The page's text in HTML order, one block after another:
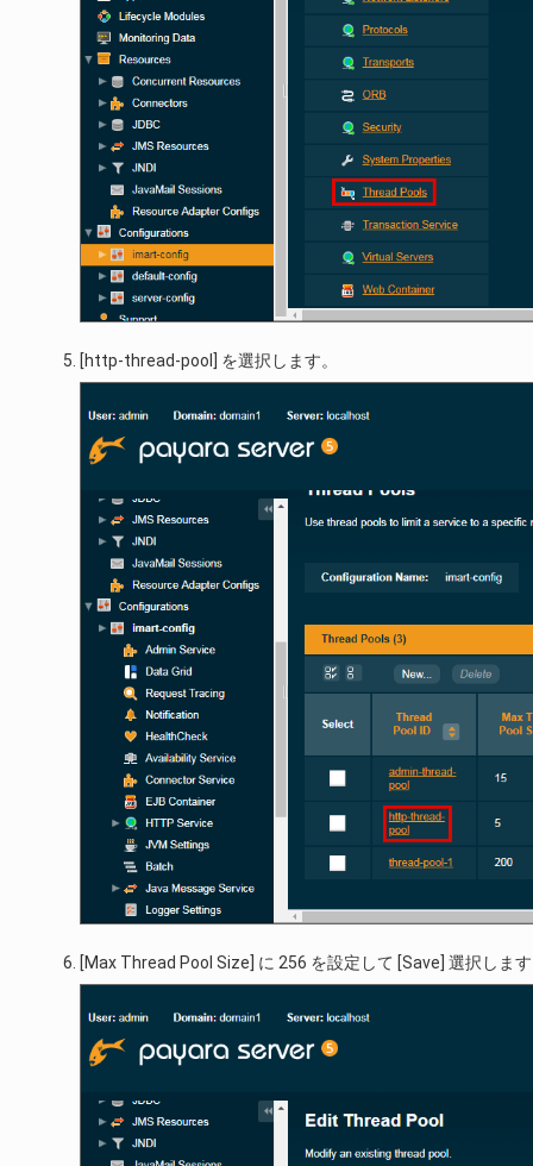
[http-thread-pool] を選択します。
[Max Thread Pool Size] に 256 を設定して [Save] 選択しま